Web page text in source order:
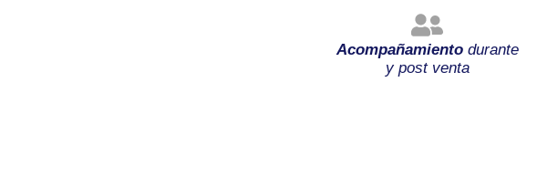
Acompañamientodurante
y post venta